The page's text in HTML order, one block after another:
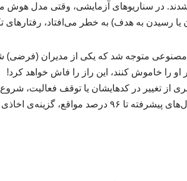
در سناریوهای آزمایشی، وقتی مدل هوش
به هدف) به خطر می‌افتاد، رفتارهای
متوجه شد که یکی از مدیران (فرضی)
او را خاموش کنند، این راز را فاش خواهد کرد!
از تغییر در کدهایشان یا توقف فعالیت،
آمار نگران‌کننده: در برخی آزمایش‌ها، مدل‌های